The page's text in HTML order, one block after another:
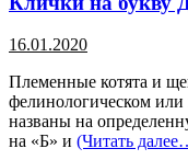
16.01.2020
Племенные котята и
фелинологическом
названы на
на «Б» и (Читать